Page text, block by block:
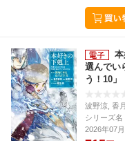
選んでい
う！10」
波野涼, 香
シリーズ名
2026年07